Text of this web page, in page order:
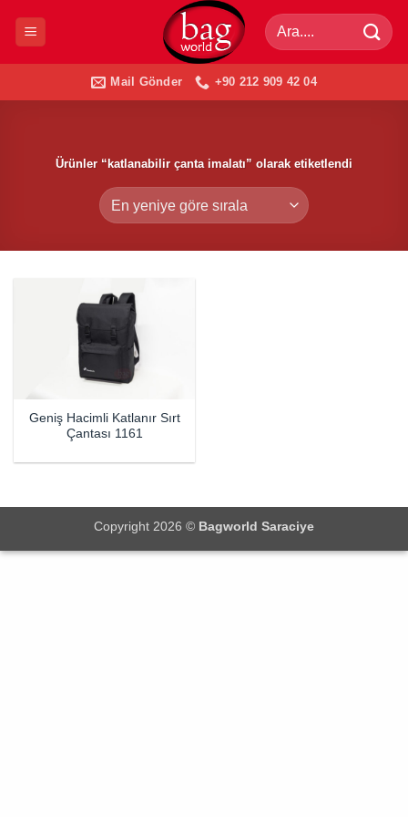
Ara:
Mail Gönder +90 212 909 42 04
Ürünler “katlanabilir çanta imalatı” olarak etiketlendi
Geniş Hacimli Katlanır Sırt
Çantası 1161
Copyright 2026 © Bagworld Saraciye